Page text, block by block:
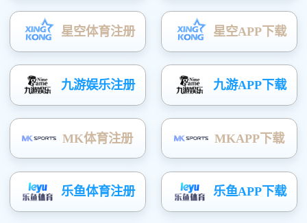
陈钢致辞
国家质检总局
副局长
魏地
中央
副